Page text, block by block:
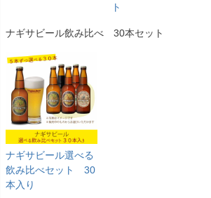
ト
ナギサビール飲み比べ 30本セット
ナギサビール選べる
飲み比べセット 30
本入り